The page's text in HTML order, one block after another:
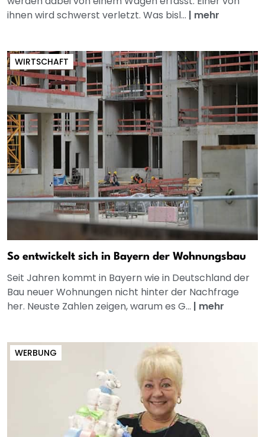
ihnen wird schwerst verletzt. Was bisl... | mehr
WIRTSCHAFT
So entwickelt sich in Bayern der Wohnungsbau
Seit Jahren kommt in Bayern wie in Deutschland der
Bau neuer Wohnungen nicht hinter der Nachfrage
her. Neuste Zahlen zeigen, warum es G... | mehr
WERBUNG